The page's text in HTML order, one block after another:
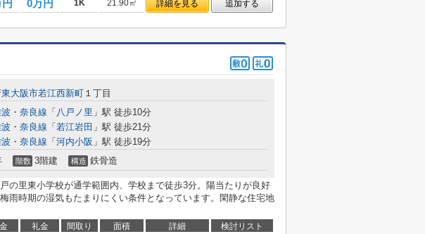
0万円 1K 21.90㎡ 詳細を見る 追加する
東大阪市若江西新町 １丁目
・奈良線 「 八戸ノ里 」駅 徒歩10分
・奈良線 「 若江岩田 」駅 徒歩21分
・奈良線 「 河内小阪 」駅 徒歩19分
階数 3階建 構造 鉄骨造
の里東小学校が通学範囲内、学校まで徒歩3分。陽当たりが良好
雨時期の湿気もたまりにくい条件となっています。閑静な住宅地
礼金 間取り 面積 詳細 検討リスト